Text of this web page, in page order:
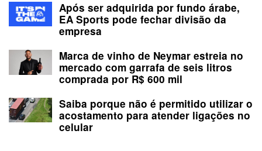
Após ser adquirida por fundo árabe,
EA Sports pode fechar divisão da
empresa
Marca de vinho de Neymar estreia no
mercado com garrafa de seis litros
comprada por R$ 600 mil
Saiba porque não é permitido utilizar o
acostamento para atender ligações no
celular